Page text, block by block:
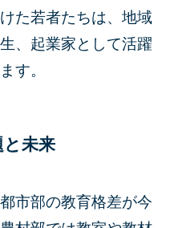
た若者たちは、地域
、起業家として活躍
す。
と未来
市部の教育格差が今